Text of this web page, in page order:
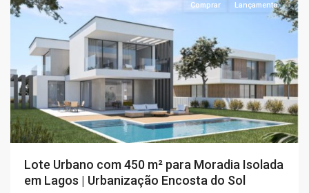
Comprar Lançamento
Lote Urbano com 450 m² para Moradia Isolada
em Lagos | Urbanização Encosta do Sol